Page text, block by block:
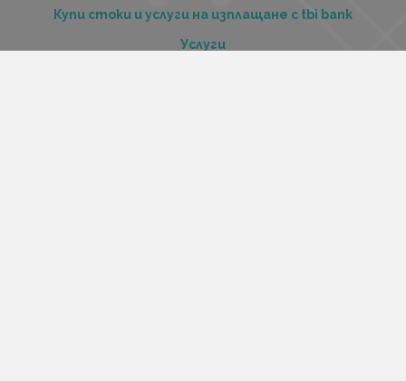
Купи стоки и услуги на изплащане с tbi bank
Услуги